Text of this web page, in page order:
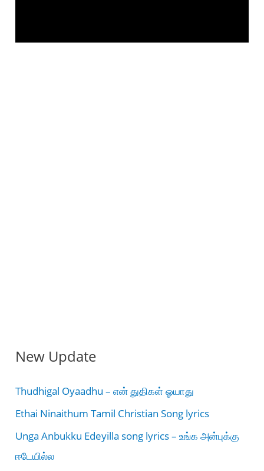
New Update
Thudhigal Oyaadhu – என் துதிகள் ஓயாது
Ethai Ninaithum Tamil Christian Song lyrics
Unga Anbukku Edeyilla song lyrics – உங்க அன்புக்கு
ஈடேயில்ல